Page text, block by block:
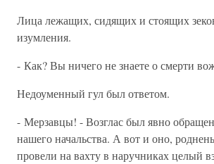
Лица лежащих, сидящих и стоящих
изумления.
- Как? Вы ничего не знаете о смерти
Недоуменный гул был ответом.
- Мерзавцы! - Возглас был явно
нашего начальства. А вот и оно,
провели на вахту в наручниках целый